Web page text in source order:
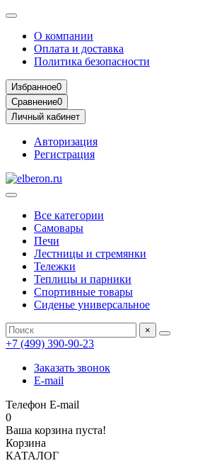
О компании
Оплата и доставка
Политика безопасности
Избранное0
Сравнение0
Личный кабинет
Авторизация
Регистрация
Все категории
Самовары
Печи
Лестницы и стремянки
Тележки
Теплицы и парники
Спортивные товары
Сиденье универсальное
×
+7 (499) 390‑90‑23
Заказать звонок
E-mail
Телефон E-mail
0
Ваша корзина пуста!
Корзина
КАТАЛОГ